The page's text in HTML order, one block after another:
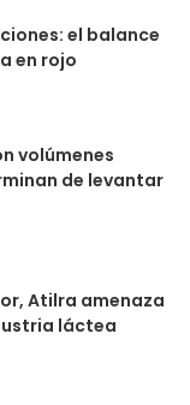
el balance
en rojo
volúmenes
de levantar
Atilra amenaza
láctea